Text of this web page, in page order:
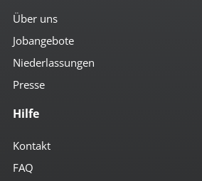
Über uns
Jobangebote
Niederlassungen
Presse
Hilfe
Kontakt
FAQ